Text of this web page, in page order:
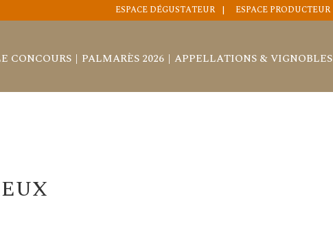
ESPACE DÉGUSTATEUR ESPACE PRODUCTEUR
CONCOURS PALMARÈS 2026 APPELLATIONS & VIGNOBLES